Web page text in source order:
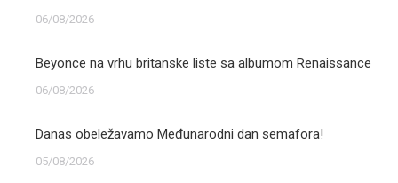
06/08/2026
Beyonce na vrhu britanske liste sa albumom Renaissance
06/08/2026
Danas obeležavamo Međunarodni dan semafora!
05/08/2026